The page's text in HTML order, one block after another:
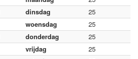
dinsdag
25
woensdag
25
donderdag
25
vrijdag
25